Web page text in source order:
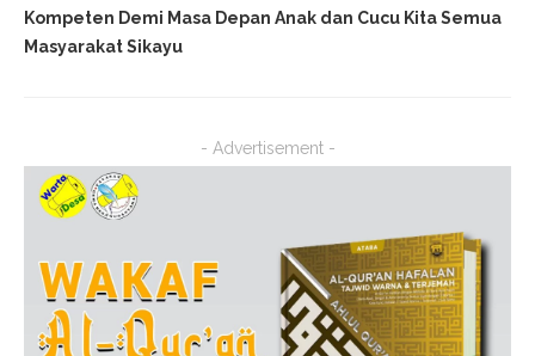
Kompeten Demi Masa Depan Anak dan Cucu Kita Semua
Masyarakat Sikayu
- Advertisement -